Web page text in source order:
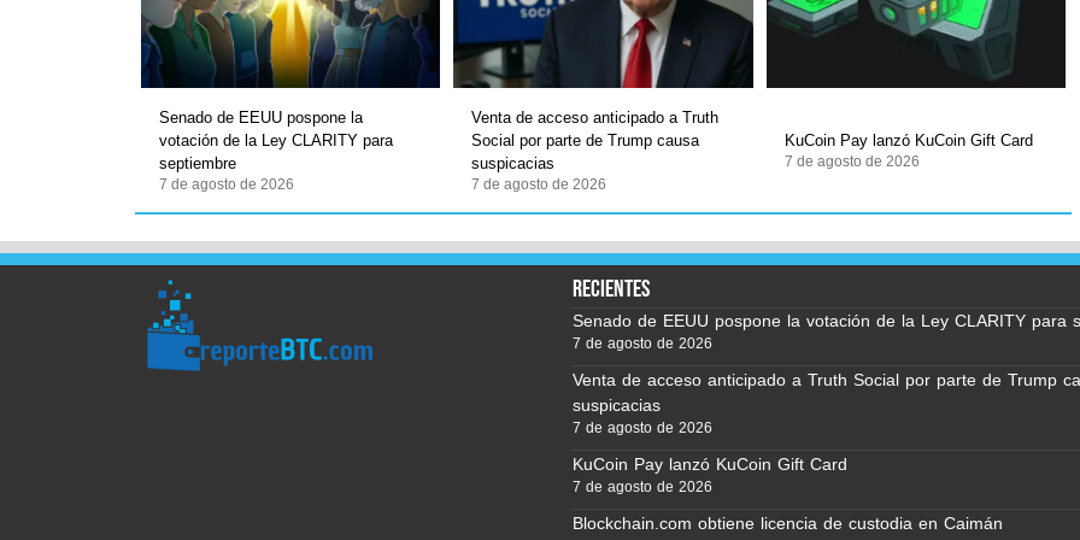
Senado de EEUU pospone la
votación de la Ley CLARITY para
septiembre
7 de agosto de 2026
Venta de acceso anticipado a Truth
Social por parte de Trump causa
suspicacias
7 de agosto de 2026
KuCoin Pay lanzó KuCoin Gift Card
7 de agosto de 2026
recientes
Senado de EEUU pospone la votación de la Ley CLARITY para
7 de agosto de 2026
Venta de acceso anticipado a Truth Social por parte de Trump
suspicacias
7 de agosto de 2026
KuCoin Pay lanzó KuCoin Gift Card
7 de agosto de 2026
Blockchain.com obtiene licencia de custodia en Caimán